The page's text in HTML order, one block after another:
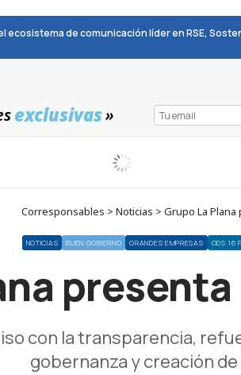
ecosistema de comunicación líder en RSE,
exclusivas»
Corresponsables > Noticias > Grupo La Plana
NOTICIAS BUEN GOBIERNO GRANDES EMPRESAS ODS 16
con la transparencia,
gobernanza y creación